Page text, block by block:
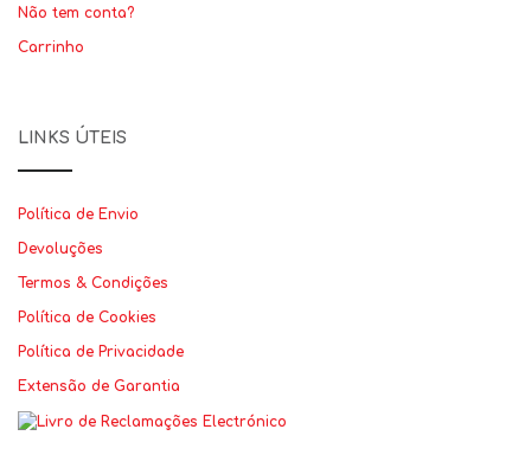
Não tem conta?
Carrinho
LINKS ÚTEIS
Política de Envio
Devoluções
Termos & Condições
Política de Cookies
Política de Privacidade
Extensão de Garantia